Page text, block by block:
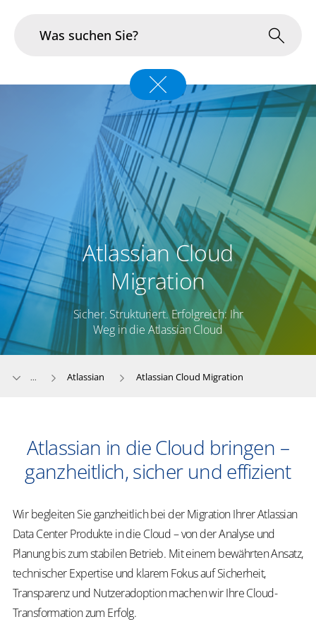
Portfolio
Infrastruktur & Betrieb
Über uns
Karriere
Blog
Atlassian Cloud
Migration
Sicher. Strukturiert. Erfolgreich: Ihr
Weg in die Atlassian Cloud
... Atlassian Atlassian Cloud Migration
Atlassian in die Cloud bringen –
ganzheitlich, sicher und effizient
Wir begleiten Sie ganzheitlich bei der Migration Ihrer Atlassian
Data Center Produkte in die Cloud – von der Analyse und
Planung bis zum stabilen Betrieb. Mit einem bewährten Ansatz,
technischer Expertise und klarem Fokus auf Sicherheit,
Transparenz und Nutzeradoption machen wir Ihre Cloud-
Transformation zum Erfolg.